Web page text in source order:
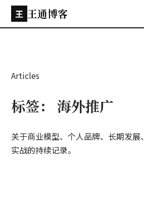
王 王通博客
Articles
标签：海外推广
关于商业模型、个人品牌、长期发
实战的持续记录。